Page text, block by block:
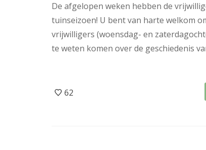
De afgelopen weken hebben de
tuinseizoen! U bent van harte welkom
vrijwilligers (woensdag- en
te weten komen over de geschiedenis
62